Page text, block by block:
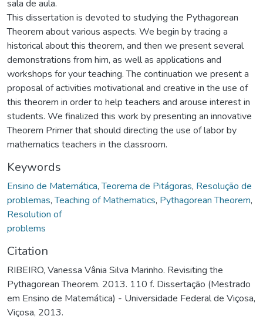
sala de aula.
This dissertation is devoted to studying the Pythagorean
Theorem about various aspects. We begin by tracing a
historical about this theorem, and then we present several
demonstrations from him, as well as applications and
workshops for your teaching. The continuation we present a
proposal of activities motivational and creative in the use of
this theorem in order to help teachers and arouse interest in
students. We finalized this work by presenting an innovative
Theorem Primer that should directing the use of labor by
mathematics teachers in the classroom.
Keywords
Ensino de Matemática,Teorema de Pitágoras, Resolução de
problemas,Teaching of Mathematics, Pythagorean Theorem,
Resolution of
problems
Citation
RIBEIRO, Vanessa Vânia Silva Marinho. Revisiting the
Pythagorean Theorem. 2013. 110 f. Dissertação (Mestrado
em Ensino de Matemática) - Universidade Federal de Viçosa,
Viçosa, 2013.